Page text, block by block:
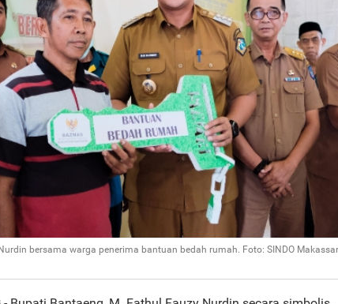
bersama warga penerima bantuan bedah rumah. Foto: SINDO